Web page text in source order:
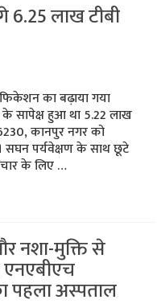
लाख टीबी
का बढ़ाया गया
सापेक्ष हुआ था 5.22 लाख
कानपुर नगर को
पर्यवेक्षण के साथ छूटे
के लिए …
नशा-मुक्ति से
पहला अस्पताल